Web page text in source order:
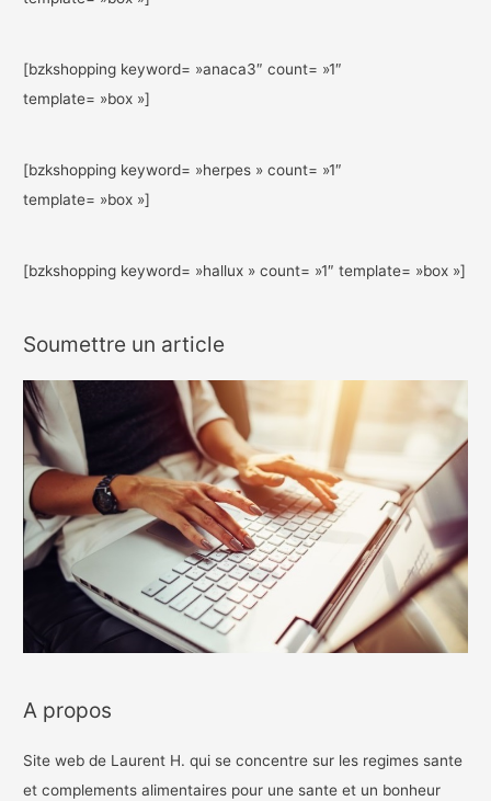
[bzkshopping keyword= »anaca3″ count= »1″
template= »box »]
[bzkshopping keyword= »herpes » count= »1″
template= »box »]
[bzkshopping keyword= »hallux » count= »1″ template= »box »]
Soumettre un article
A propos
Site web de Laurent H. qui se concentre sur les regimes sante
et complements alimentaires pour une sante et un bonheur